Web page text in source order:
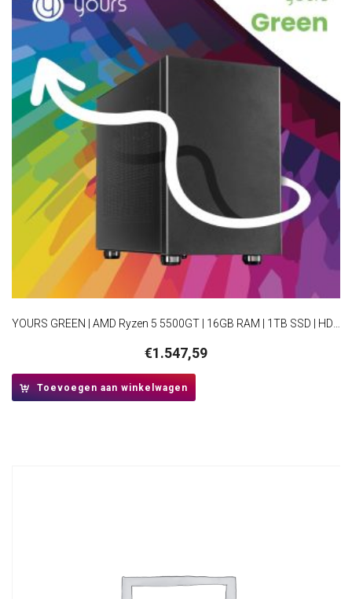
€1.547,59
Toevoegen aan winkelwagen